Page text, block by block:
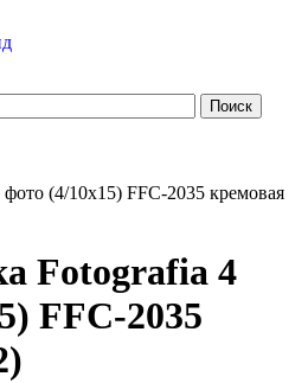
(4/10х15) FFC-2035 кремовая
Fotografia 4
FFC-2035